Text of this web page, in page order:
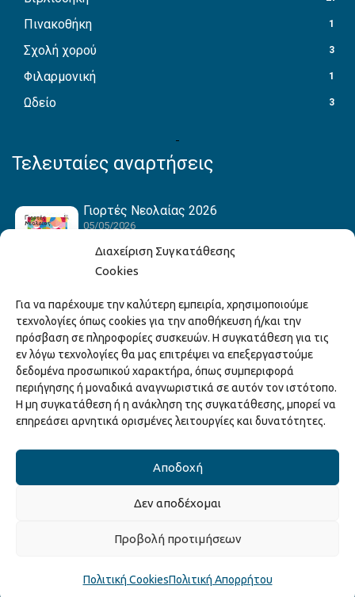
Διαχείριση Συγκατάθεσης
Cookies
Για να παρέχουμε την καλύτερη εμπειρία, χρησιμοποιούμε
τεχνολογίες όπως cookies για την αποθήκευση ή/και την
πρόσβαση σε πληροφορίες συσκευών. Η συγκατάθεση για τις
εν λόγω τεχνολογίες θα μας επιτρέψει να επεξεργαστούμε
δεδομένα προσωπικού χαρακτήρα, όπως συμπεριφορά
περιήγησης ή μοναδικά αναγνωριστικά σε αυτόν τον ιστότοπο.
Η μη συγκατάθεση ή η ανάκληση της συγκατάθεσης, μπορεί να
επηρεάσει αρνητικά ορισμένες λειτουργίες και δυνατότητες.
Αποδοχή
Δεν αποδέχομαι
Προβολή προτιμήσεων
Πολιτική CookiesΠολιτική Απορρήτου
Πινακοθήκη 1
Σχολή χορού 3
Φιλαρμονική 1
Ωδείο 3
Τελευταίες αναρτήσεις
Γιορτές Νεολαίας 2026
05/05/2026
Hack the Match: Γνωρίζοντας τα Αμερικανικά
Αθλήματα! Δημιουργώντας το Δικό σου
Game Story!
22/04/2026
Ξάνθη – Πόλις Ονείρων Μουσικών Σχολείων
2026
15/04/2026
Copyright © 2025 Διεύθυνση Πολιτισμού Δήμου Ξάνθης. All Rights
Κατασκευή ιστοσελίδας από τηνCodebase